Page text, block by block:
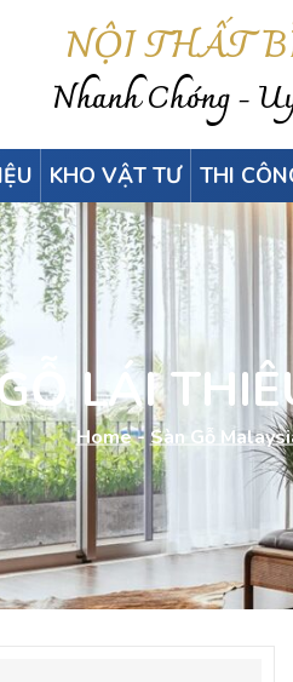
NỘI THẤT
Nhanh Chóng -
KHO VẬT TƯ THI
LÁI
Home-Sàn Gỗ